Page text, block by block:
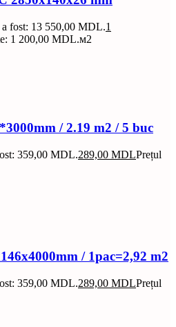
fost: 13 550,00 MDL.1
1 200,00 MDL.м2
/ 2.19 m2 / 5 buc
359,00 MDL.289,00 MDLPrețul
/ 1pac=2,92 m2
359,00 MDL.289,00 MDLPrețul